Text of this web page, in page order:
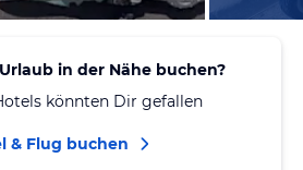
in der Nähe buchen?
könnten Dir gefallen
& Flug buchen